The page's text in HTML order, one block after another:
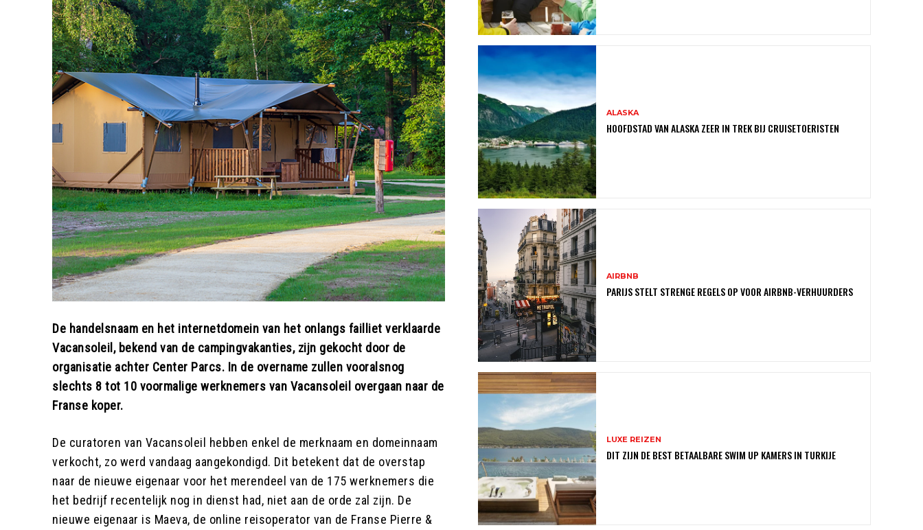
De handelsnaam en het internetdomein van het onlangs failliet verklaarde
Vacansoleil, bekend van de campingvakanties, zijn gekocht door de
organisatie achter Center Parcs. In de overname zullen vooralsnog
slechts 8 tot 10 voormalige werknemers van Vacansoleil overgaan naar de
Franse koper.
De curatoren van Vacansoleil hebben enkel de merknaam en domeinnaam
verkocht, zo werd vandaag aangekondigd. Dit betekent dat de overstap
naar de nieuwe eigenaar voor het merendeel van de 175 werknemers die
het bedrijf recentelijk nog in dienst had, niet aan de orde zal zijn. De
nieuwe eigenaar is Maeva, de online reisoperator van de Franse Pierre &
ALASKA
HOOFDSTAD VAN ALASKA ZEER IN TREK BIJ CRUISETOERISTEN
AIRBNB
PARIJS STELT STRENGE REGELS OP VOOR AIRBNB-VERHUURDERS
LUXE REIZEN
DIT ZIJN DE BEST BETAALBARE SWIM UP KAMERS IN TURKIJE